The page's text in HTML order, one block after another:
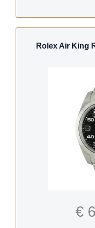
Rolex Air King
€